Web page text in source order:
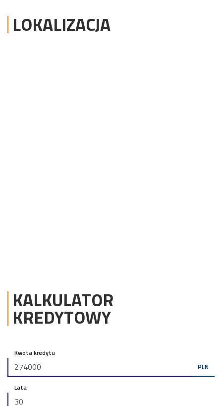
LOKALIZACJA
KALKULATOR
KREDYTOWY
Kwota kredytu
PLN
Lata